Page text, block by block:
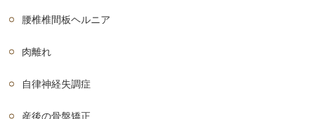
腰椎椎間板ヘルニア
肉離れ
自律神経失調症
産後の骨盤矯正